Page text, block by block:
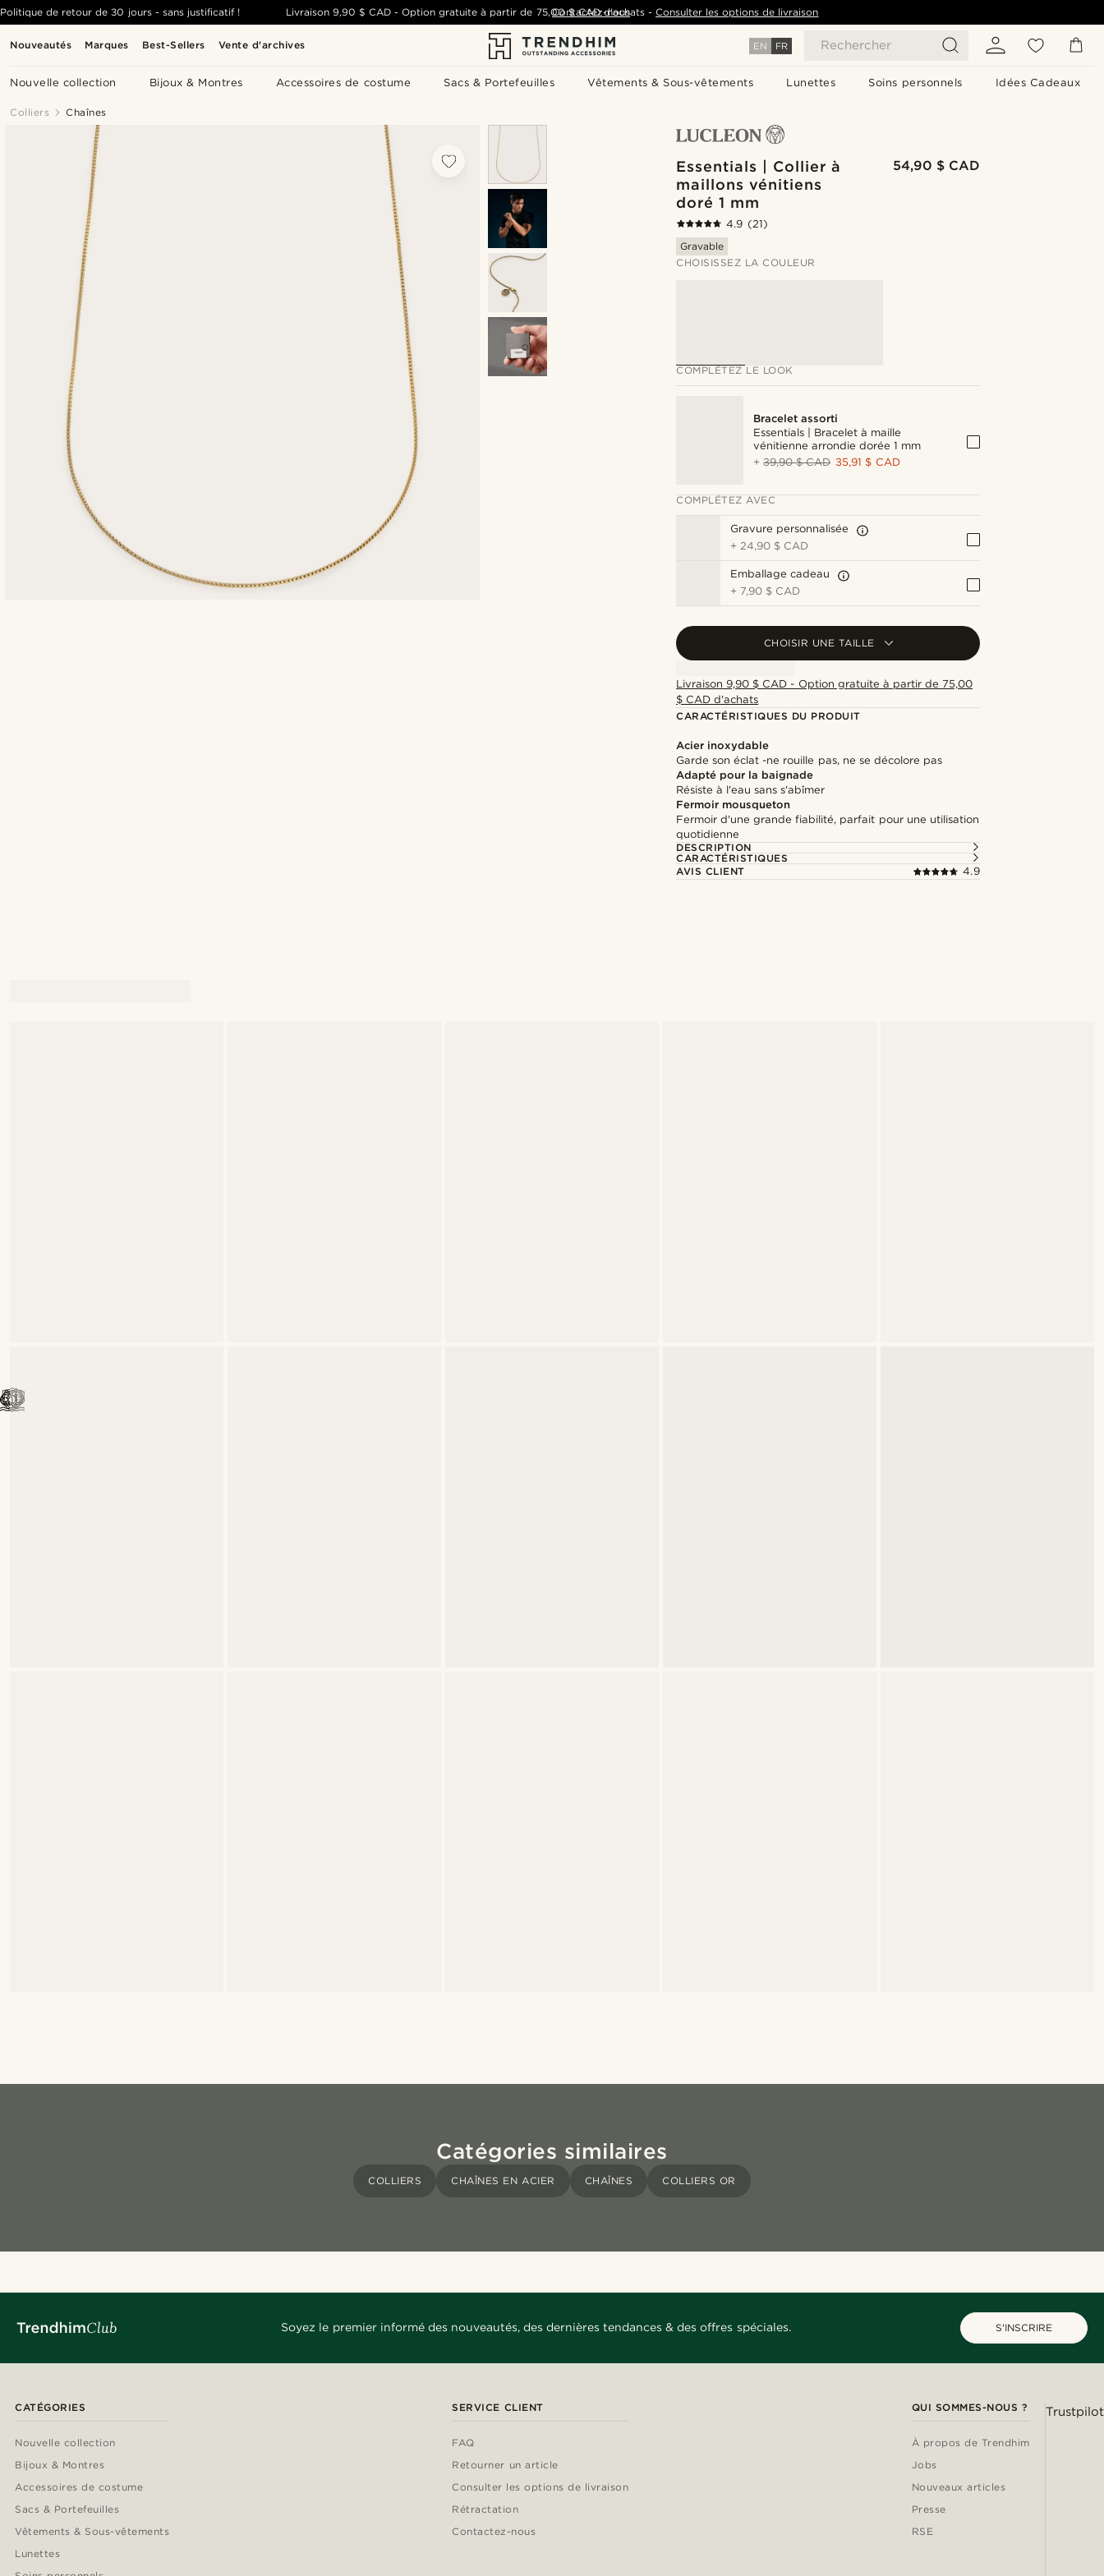
Nouveautés Marques Best-Sellers Vente d'archives EN FR Rechercher
Nouvelle collection Bijoux & Montres Accessoires de costume Sacs & Portefeuilles Vêtements & Sous-vêtements Lunettes Soins personnels Idées Cadeaux
Politique de retour de 30 jours - sans justificatif ! Livraison 9,90 $ CAD-Option gratuite à partir de 75,00 $ CAD d'achats - Consulter les options de livraison
Contactez-nous
Colliers Chaînes
Essentials | Collier à
maillons vénitiens
doré 1 mm
54,90 $ CAD
4.9 (21)
Gravable
CHOISISSEZ LA COULEUR
COMPLÉTEZ LE LOOK
Bracelet assorti
Essentials | Bracelet à maille
vénitienne arrondie dorée 1 mm
+39,90 $ CAD 35,91 $ CAD
COMPLÉTEZ AVEC
Gravure personnalisée
+ 24,90 $ CAD
Emballage cadeau
+ 7,90 $ CAD
CHOISIR UNE TAILLE
Livraison 9,90 $ CAD - Option gratuite à partir de 75,00
$ CAD d'achats
CARACTÉRISTIQUES DU PRODUIT
Acier inoxydable
Garde son éclat -ne rouille pas, ne se décolore pas
Adapté pour la baignade
Résiste à l'eau sans s'abîmer
Fermoir mousqueton
Fermoir d'une grande fiabilité, parfait pour une utilisation
quotidienne
DESCRIPTION
CARACTÉRISTIQUES
AVIS CLIENT
4.9
Catégories similaires
COLLIERS CHAÎNES EN ACIER CHAÎNES COLLIERS OR
Soyez le premier informé des nouveautés, des dernières tendances & des offres spéciales. S'INSCRIRE
CATÉGORIES
Nouvelle collection
Bijoux & Montres
Accessoires de costume
Sacs & Portefeuilles
Vêtements & Sous-vêtements
Lunettes
SERVICE CLIENT
FAQ
Retourner un article
Consulter les options de livraison
Rétractation
Contactez-nous
QUI SOMMES-NOUS ?
À propos de Trendhim
Jobs
Nouveaux articles
Presse
RSE
Trustpilot